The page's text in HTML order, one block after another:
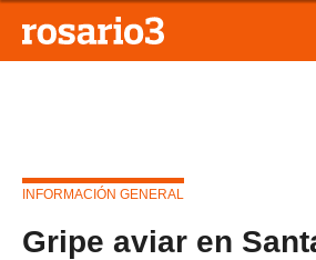
INFORMACIÓN GENERAL
Gripe aviar en